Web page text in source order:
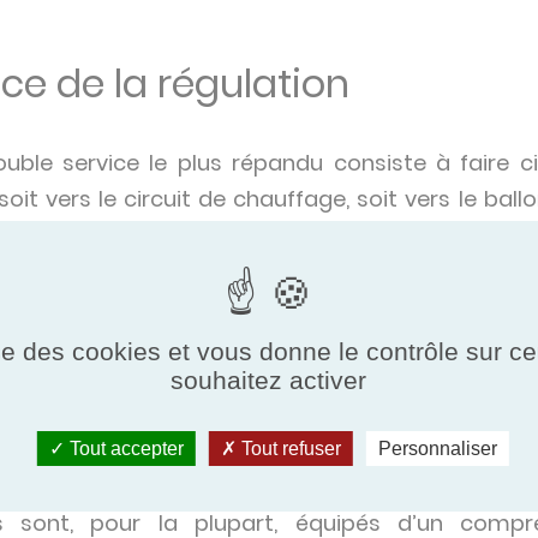
de la régulation
service le plus répandu consiste à faire
vers le circuit de chauffage, soit vers le
entre les deux fonctions
d’une vanne à trois voies directionnelles.
la priorité à la production d’eau chaude la
et le prix du kWh moins élevé. Ce mode
facile d'interrompre le chauffage
de stockage d’eau chaude
à deux consignes différentes : par exemple,
appareils fonctionnent en « tout ou rien
sont, pour la plupart, équipés d’un
des cookies et vous donne le contrôle sur
souhaitez activer
Tout accepter Tout refuser Personnaliser